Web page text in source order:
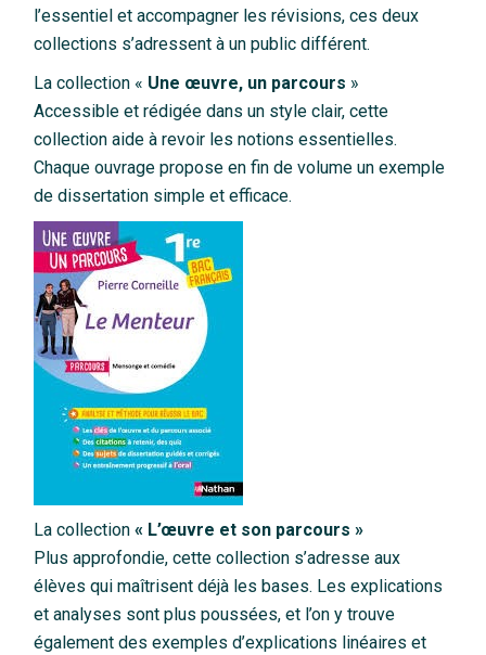
l’essentiel et accompagner les révisions, ces deux
collections s’adressent à un public différent.
La collection « Une œuvre, un parcours »
Accessible et rédigée dans un style clair, cette
collection aide à revoir les notions essentielles.
Chaque ouvrage propose en fin de volume un exemple
de dissertation simple et efficace.
La collection« L’œuvre et son parcours »
Plus approfondie, cette collection s’adresse aux
élèves qui maîtrisent déjà les bases. Les explications
et analyses sont plus poussées, et l’on y trouve
également des exemples d’explications linéaires et